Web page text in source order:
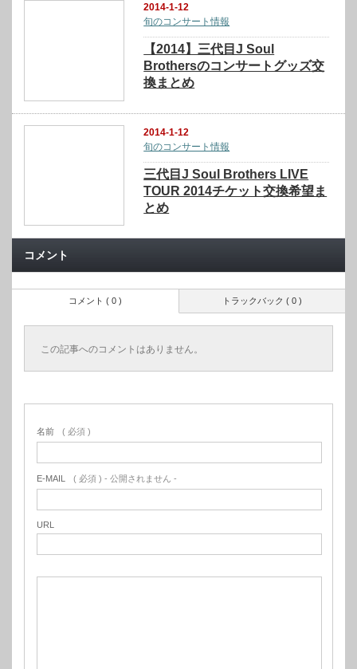
2014-1-12
旬のコンサート情報
【2014】三代目J Soul
Brothersのコンサートグッズ交
換まとめ
2014-1-12
旬のコンサート情報
三代目J Soul Brothers LIVE
TOUR 2014チケット交換希望ま
とめ
コメント
トラックバック ( 0 )
コメント ( 0 )
この記事へのコメントはありません。
名前 ( 必須 )
E-MAIL ( 必須 ) - 公開されません -
URL